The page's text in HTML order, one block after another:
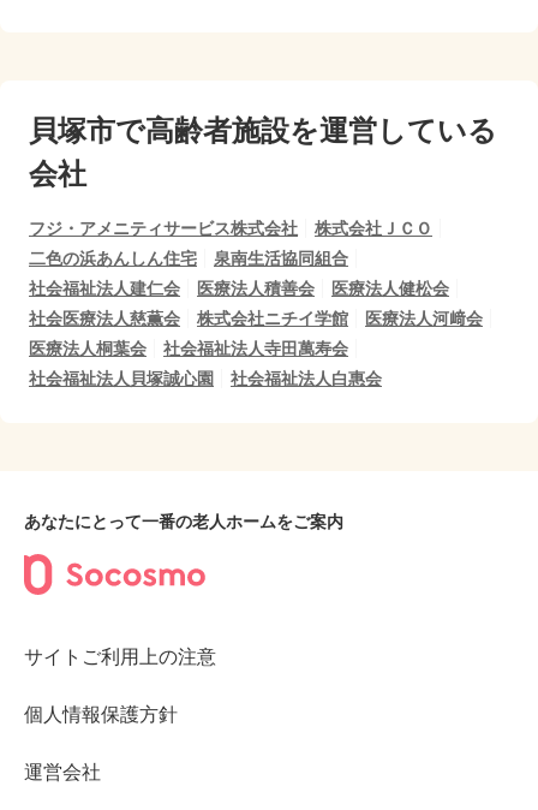
貝塚市で高齢者施設を運営している
会社
フジ・アメニティサービス株式会社
株式会社ＪＣＯ
二色の浜あんしん住宅
泉南生活協同組合
社会福祉法人建仁会
医療法人積善会
医療法人健松会
社会医療法人慈薫会
株式会社ニチイ学館
医療法人河﨑会
医療法人桐葉会
社会福祉法人寺田萬寿会
社会福祉法人貝塚誠心園
社会福祉法人白惠会
あなたにとって一番の老人ホームをご案内
サイトご利用上の注意
個人情報保護方針
運営会社